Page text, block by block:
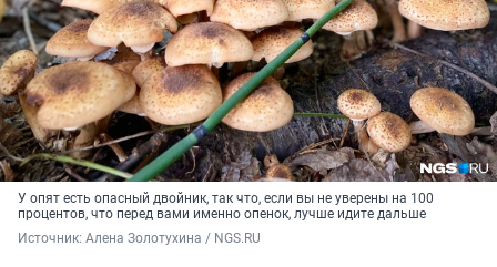
У опят есть опасный двойник, так что, если вы не уверены на 100
процентов, что перед вами именно опенок, лучше идите дальше
Источник: Алена Золотухина / NGS.RU